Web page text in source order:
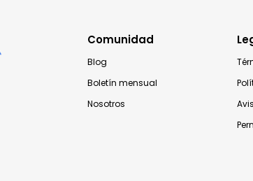
Comunidad
Blog
Boletín mensual
Nosotros